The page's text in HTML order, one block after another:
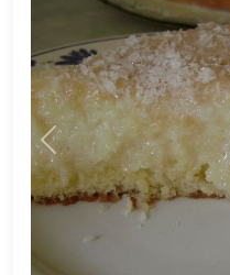
Previous